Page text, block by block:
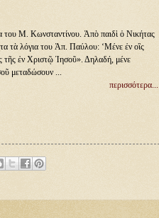
του Μ. Κωνσταντίνου. Ἀπὸ παιδὶ ὁ Νικήτας
τὰ λόγια του Ἀπ. Παύλου: ‘Μένε ἐν οἲς
τῆς ἐν Χριστῷ Ἰησοῦ». Δηλαδή, μένε
μεταδώσουν ...
περισσότερα...